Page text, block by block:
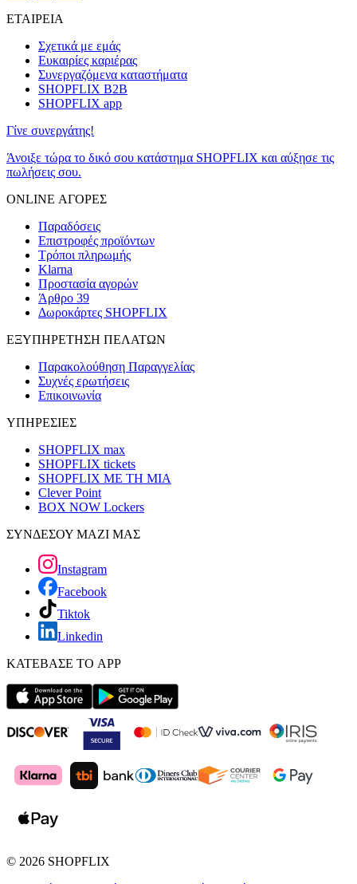
ΕΤΑΙΡΕΙΑ
Σχετικά με εμάς
Ευκαιρίες καριέρας
Συνεργαζόμενα καταστήματα
SHOPFLIX B2B
SHOPFLIX app
Γίνε συνεργάτης!
Άνοιξε τώρα το δικό σου κατάστημα SHOPFLIX και αύξησε τις
πωλήσεις σου.
ONLINE ΑΓΟΡΕΣ
Παραδόσεις
Επιστροφές προϊόντων
Τρόποι πληρωμής
Klarna
Προστασία αγορών
Άρθρο 39
Δωροκάρτες SHOPFLIX
ΕΞΥΠΗΡΕΤΗΣΗ ΠΕΛΑΤΩΝ
Παρακολούθηση Παραγγελίας
Συχνές ερωτήσεις
Επικοινωνία
ΥΠΗΡΕΣΙΕΣ
SHOPFLIX max
SHOPFLIX tickets
SHOPFLIX ΜΕ ΤΗ ΜΙΑ
Clever Point
BOX NOW Lockers
ΣΥΝΔΕΣΟΥ ΜΑΖΙ ΜΑΣ
Instagram
Facebook
Tiktok
Linkedin
ΚΑΤΕΒΑΣΕ ΤΟ APP
© 2026 SHOPFLIX